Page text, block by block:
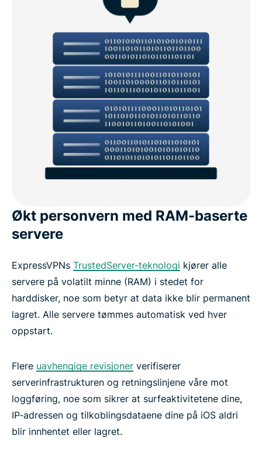
Økt personvern med RAM-baserte
servere
ExpressVPNs TrustedServer-teknologi kjører alle
servere på volatilt minne (RAM) i stedet for
harddisker, noe som betyr at data ikke blir permanent
lagret. Alle servere tømmes automatisk ved hver
oppstart.
Flere uavhengige revisjoner verifiserer
serverinfrastrukturen og retningslinjene våre mot
loggføring, noe som sikrer at surfeaktivitetene dine,
IP-adressen og tilkoblingsdataene dine på iOS aldri
blir innhentet eller lagret.